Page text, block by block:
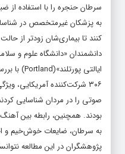
سرطان حنجره را با استفاده
به پزشکان غیرمتخصص در
کنند تا بیماری‌شان زودتر از
۳۰۶ شرکت‌کننده آمریکایی،
صوتی را در مردان شناسایی
بودند. همچنین، رابطه بین
به سرطان، ضایعات خوش‌خیم و
پژوهشگران در این مطالعه